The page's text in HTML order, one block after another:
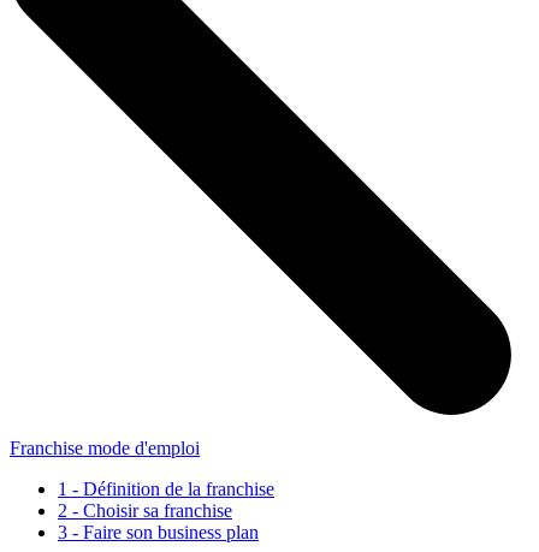
Franchise mode d'emploi
1 - Définition de la franchise
2 - Choisir sa franchise
3 - Faire son business plan